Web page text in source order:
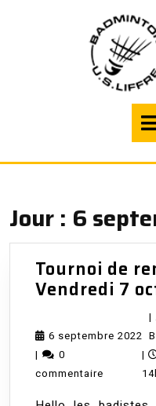
Jour : 6
Tournoi de
Vendredi 7
6 septembre 2022
|
|
0
commentaire
|